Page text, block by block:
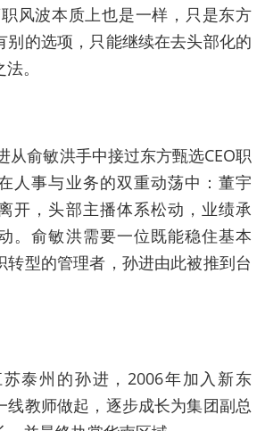
风波本质上也是一样，只是东方
别的选项，只能继续在去头部化的
。
从俞敏洪手中接过东方甄选CEO职
人事与业务的双重动荡中：董宇
开，头部主播体系松动，业绩承
。俞敏洪需要一位既能稳住基本
转型的管理者，孙进由此被推到台
泰州的孙进，2006年加入新东
线教师做起，逐步成长为集团副总